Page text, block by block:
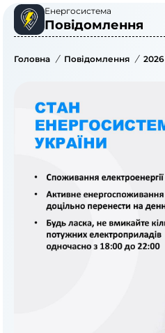
Енергосистема
Повідомлення
Головна / Повідомлення / 2026